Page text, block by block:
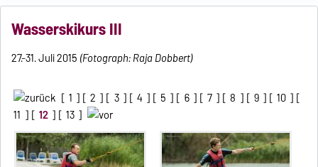
Wasserskikurs III
27.-31. Juli 2015 (Fotograph: Raja Dobbert)
[ 1 ] [ 2 ] [ 3 ] [ 4 ] [ 5 ] [ 6 ] [ 7 ] [ 8 ] [ 9 ] [ 10 ] [
11 ] [ 12 ] [ 13 ]